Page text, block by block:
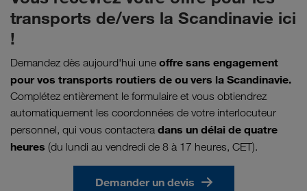
transports de/vers la Scandinavie ici
!
Demandez dès aujourd'hui une offre sans engagement
pour vos transports routiers de ou vers la Scandinavie.
Complétez entièrement le formulaire et vous obtiendrez
automatiquement les coordonnées de votre interlocuteur
personnel, qui vous contactera dans un délai de quatre
heures (du lundi au vendredi de 8 à 17 heures, CET).
Demander un devis